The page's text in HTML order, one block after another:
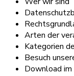
Arten der
Kategorien
Besuch
Download